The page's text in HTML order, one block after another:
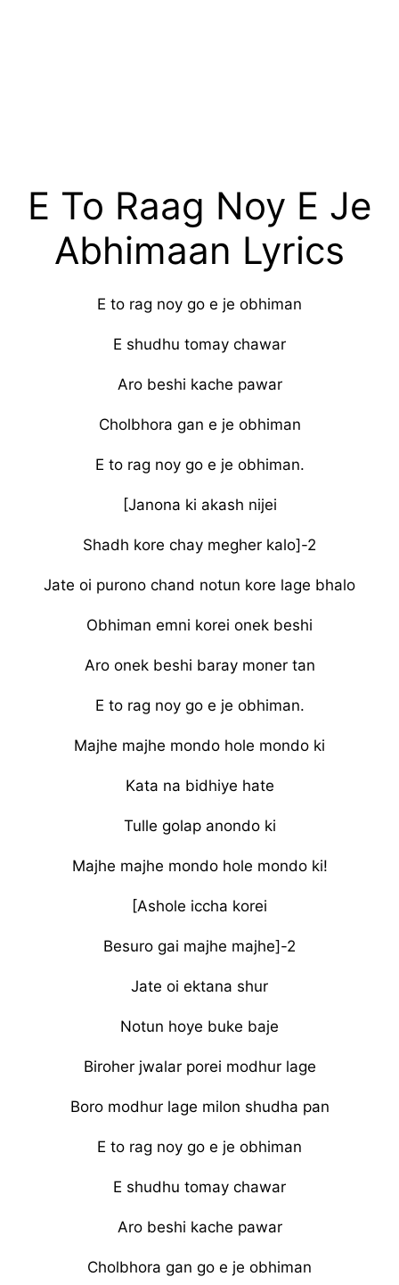
E To Raag Noy E Je
Abhimaan Lyrics
E to rag noy go e je obhiman
E shudhu tomay chawar
Aro beshi kache pawar
Cholbhora gan e je obhiman
E to rag noy go e je obhiman.
[Janona ki akash nijei
Shadh kore chay megher kalo]-2
Jate oi purono chand notun kore lage bhalo
Obhiman emni korei onek beshi
Aro onek beshi baray moner tan
E to rag noy go e je obhiman.
Majhe majhe mondo hole mondo ki
Kata na bidhiye hate
Tulle golap anondo ki
Majhe majhe mondo hole mondo ki!
[Ashole iccha korei
Besuro gai majhe majhe]-2
Jate oi ektana shur
Notun hoye buke baje
Biroher jwalar porei modhur lage
Boro modhur lage milon shudha pan
E to rag noy go e je obhiman
E shudhu tomay chawar
Aro beshi kache pawar
Cholbhora gan go e je obhiman